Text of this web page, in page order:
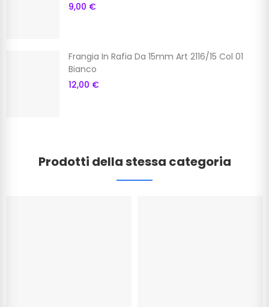
9,00 €
Frangia In Rafia Da 15mm Art 2116/15 Col 01
Bianco
12,00 €
Prodotti della stessa categoria